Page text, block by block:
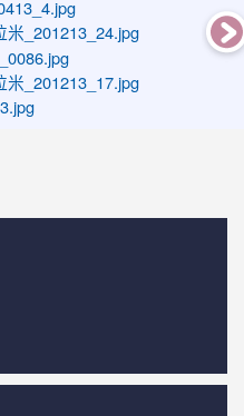
photo-1111
photo-1354
photo-1503